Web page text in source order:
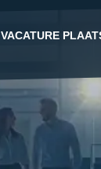
VACATURE